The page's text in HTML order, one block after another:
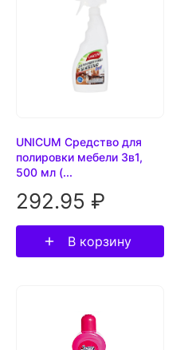
UNICUM Средство для
полировки мебели 3в1,
500 мл (...
292.95 ₽
В корзину